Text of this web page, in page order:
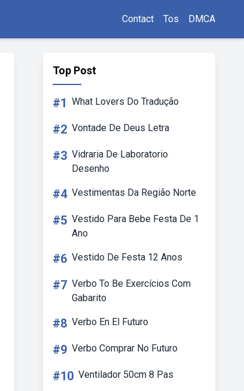
Contact Tos DMCA
Top Post
#1 What Lovers Do Tradução
#2 Vontade De Deus Letra
#3 Vidraria De Laboratorio
Desenho
#4 Vestimentas Da Região Norte
#5 Vestido Para Bebe Festa De 1
Ano
#6 Vestido De Festa 12 Anos
#7 Verbo To Be Exercícios Com
Gabarito
#8 Verbo En El Futuro
#9 Verbo Comprar No Futuro
#10 Ventilador 50cm 8 Pas